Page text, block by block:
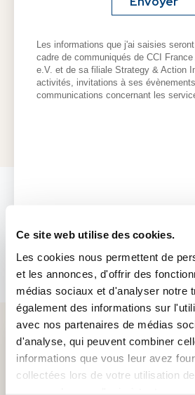
Ce site web utilise des cookies.
Les cookies nous permettent de
et les annonces, d'offrir des
médias sociaux et d'analyser notre
également des informations sur
avec nos partenaires de médias
d'analyse, qui peuvent combiner
informations que vous leur avez
collectées lors de votre utilisation
S'abonner à notre